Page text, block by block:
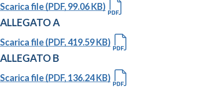
Scarica file (PDF, 99.06 KB)
ALLEGATO A
Scarica file (PDF, 419.59 KB)
ALLEGATO B
Scarica file (PDF, 136.24 KB)